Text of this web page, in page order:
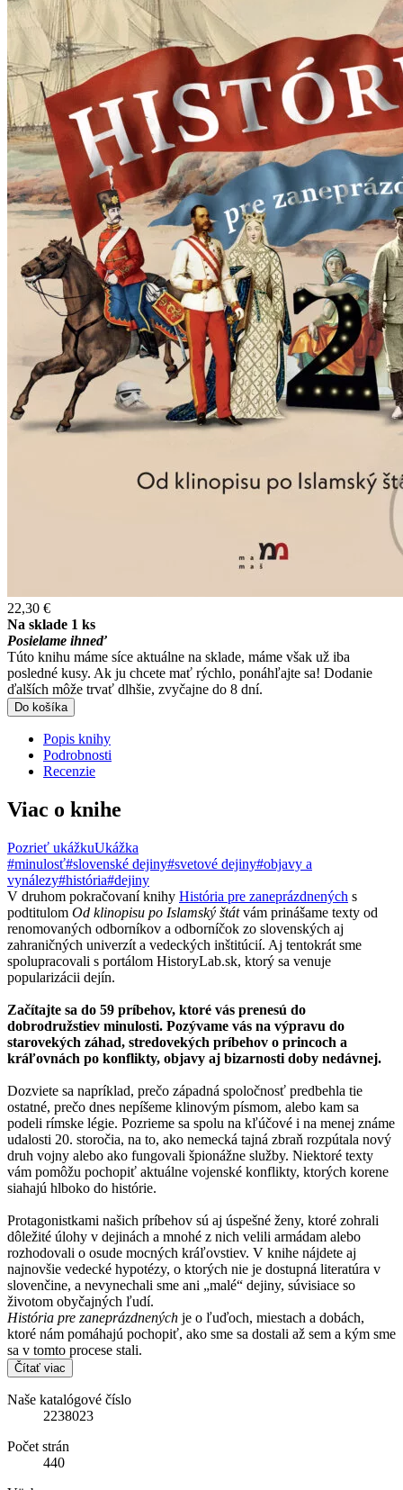
22,30 €
Na sklade 1 ks
Posielame ihneď
Túto knihu máme síce aktuálne na sklade, máme však už iba
posledné kusy. Ak ju chcete mať rýchlo, ponáhľajte sa! Dodanie
ďalších môže trvať dlhšie, zvyčajne do 8 dní.
Do košíka
Popis knihy
Podrobnosti
Recenzie
Viac o knihe
Pozrieť ukážkuUkážka
#minulosť#slovenské dejiny#svetové dejiny#objavy a
vynálezy#história#dejiny
V druhom pokračovaní knihy História pre zaneprázdnených s
podtitulom Od klinopisu po Islamský štátvám prinášame texty od
renomovaných odborníkov a odborníčok zo slovenských aj
zahraničných univerzít a vedeckých inštitúcií. Aj tentokrát sme
spolupracovali s portálom HistoryLab.sk, ktorý sa venuje
popularizácii dejín.
Začítajte sa do 59 príbehov, ktoré vás prenesú do
dobrodružstiev minulosti. Pozývame vás na výpravu do
starovekých záhad, stredovekých príbehov o princoch a
kráľovnách po konflikty, objavy aj bizarnosti doby nedávnej.
Dozviete sa napríklad, prečo západná spoločnosť predbehla tie
ostatné, prečo dnes nepíšeme klinovým písmom, alebo kam sa
podeli rímske légie. Pozrieme sa spolu na kľúčové i na menej známe
udalosti 20. storočia, na to, ako nemecká tajná zbraň rozpútala nový
druh vojny alebo ako fungovali špionážne služby. Niektoré texty
vám pomôžu pochopiť aktuálne vojenské konflikty, ktorých korene
siahajú hlboko do histórie.
Protagonistkami našich príbehov sú aj úspešné ženy, ktoré zohrali
dôležité úlohy v dejinách a mnohé z nich velili armádam alebo
rozhodovali o osude mocných kráľovstiev. V knihe nájdete aj
najnovšie vedecké hypotézy, o ktorých nie je dostupná literatúra v
slovenčine, a nevynechali sme ani „malé“ dejiny, súvisiace so
životom obyčajných ľudí.
História pre zaneprázdnených je o ľuďoch, miestach a dobách,
ktoré nám pomáhajú pochopiť, ako sme sa dostali až sem a kým sme
sa v tomto procese stali.
Čítať viac
Naše katalógové číslo
2238023
Počet strán
440